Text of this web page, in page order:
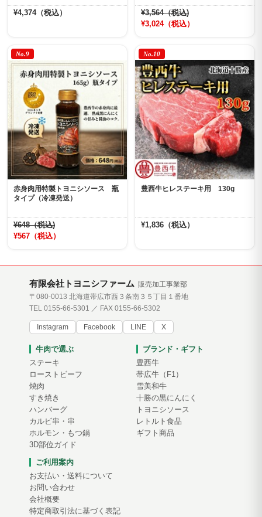
¥4,374（税込）
¥3,564（税込)
¥3,024（税込）
No.9
赤身肉用特製トヨニシソース 瓶
タイプ（冷凍発送）
¥648（税込)
¥567（税込）
No.10
豊西牛ヒレステーキ用 130g
¥1,836（税込）
有限会社トヨニシファーム 販売加工事業部
〒080-0013 北海道帯広市西３条南３５丁目１番地
TEL 0155-66-5301 ／ FAX 0155-66-5302
Instagram Facebook LINE X
牛肉で選ぶ
ステーキ
ローストビーフ
焼肉
すき焼き
ハンバーグ
カルビ串・串
ホルモン・もつ鍋
3D部位ガイド
ブランド・ギフト
豊西牛
帯広牛（F1）
雪美和牛
十勝の黒にんにく
トヨニシソース
レトルト食品
ギフト商品
ご利用案内
お支払い・送料について
お問い合わせ
会社概要
特定商取引法に基づく表記